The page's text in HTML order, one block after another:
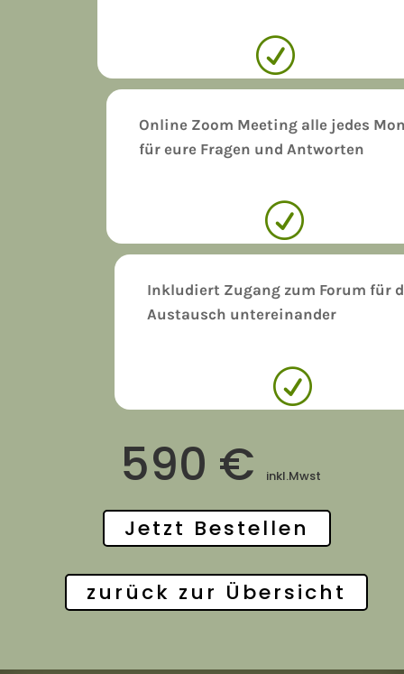
R
Online Zoom Meeting alle jedes
für eure Fragen und Antworten
R
Inkludiert Zugang zum Forum für
Austausch untereinander
R
590 € inkl.Mwst
Jetzt Bestellen
zurück zur Übersicht